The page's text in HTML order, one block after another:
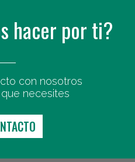
hacer por ti?
con nosotros
necesites